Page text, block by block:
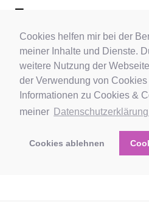
Cookies helfen mir bei der
meiner Inhalte und Dienste.
weitere Nutzung der
der Verwendung von Cookies
Informationen zu Cookies &
meiner
Cookies ablehnen